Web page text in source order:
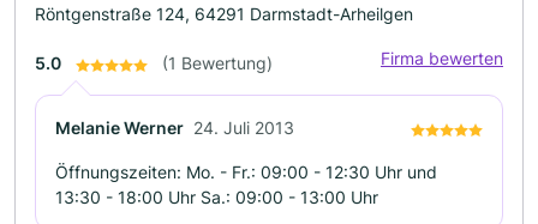
Röntgenstraße 124, 64291 Darmstadt-Arheilgen
5.0 (1 Bewertung) Firma bewerten
Melanie Werner 24. Juli 2013
Öffnungszeiten: Mo. - Fr.: 09:00 - 12:30 Uhr und
13:30 - 18:00 Uhr Sa.: 09:00 - 13:00 Uhr